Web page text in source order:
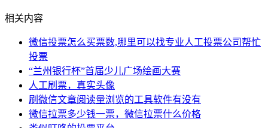
相关内容
微信投票怎么买票数,哪里可以找专业人工投票公司帮忙
投票
“兰州银行杯”首届少儿广场绘画大赛
人工刷票，真实头像
刷微信文章阅读量浏览的工具软件有没有
微信拉票多少钱一票，微信拉票什么价格